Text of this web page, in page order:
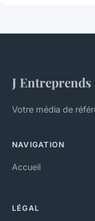
J Entreprends
Votre média de
NAVIGATION
Accueil
LÉGAL